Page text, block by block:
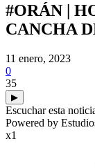
#ORÁN |
CANCHA
11 enero, 2023
0
35
▶
Escuchar esta
Powered by
x1